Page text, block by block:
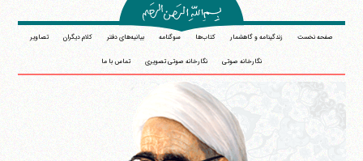
صفحه نخست زندگینامه و گاهشمار کتاب‌ها سوگنامه بیانیه‌های دفتر کلام دیگران تصاویر
نگارخانه صوتی نگارخانه صوتی تصویری تماس با ما